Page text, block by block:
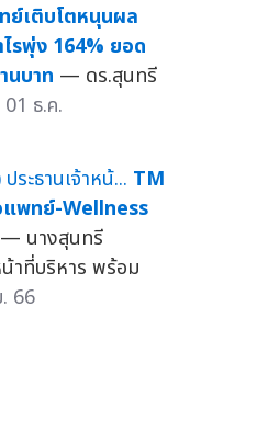
ย์เติบโตหนุนผล
รพุ่ง 164% ยอด
นบาท — ดร.สุนทรี
01 ธ.ค.
TM
แพทย์-Wellness
— นางสุนทรี
น้าที่บริหาร พร้อม
66